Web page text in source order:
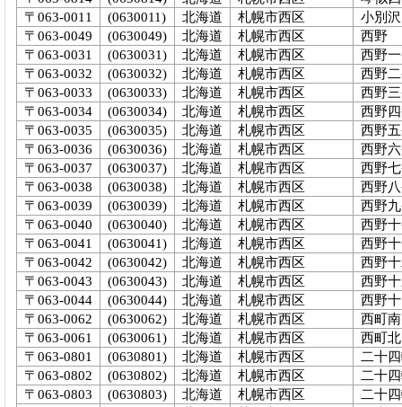
〒063-0011
(0630011) 北海道 札幌市西区
小別沢
〒063-0049
(0630049) 北海道 札幌市西区
西野
〒063-0031
(0630031) 北海道 札幌市西区
西野
〒063-0032
(0630032) 北海道 札幌市西区
西野
〒063-0033
(0630033) 北海道 札幌市西区
西野
〒063-0034
(0630034) 北海道 札幌市西区
西野
〒063-0035
(0630035) 北海道 札幌市西区
西野
〒063-0036
(0630036) 北海道 札幌市西区
西野
〒063-0037
(0630037) 北海道 札幌市西区
西野
〒063-0038
(0630038) 北海道 札幌市西区
西野
〒063-0039
(0630039) 北海道 札幌市西区
西野
〒063-0040
(0630040) 北海道 札幌市西区
西野
〒063-0041
(0630041) 北海道 札幌市西区
西野
〒063-0042
(0630042) 北海道 札幌市西区
西野
〒063-0043
(0630043) 北海道 札幌市西区
西野
〒063-0044
(0630044) 北海道 札幌市西区
西野
〒063-0062
(0630062) 北海道 札幌市西区
西町南
〒063-0061
(0630061) 北海道 札幌市西区
西町北
〒063-0801
(0630801) 北海道 札幌市西区
二十
〒063-0802
(0630802) 北海道 札幌市西区
二十
〒063-0803
(0630803) 北海道 札幌市西区
二十